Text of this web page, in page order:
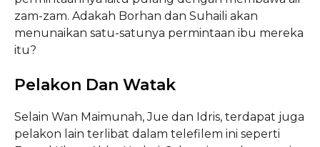
zam-zam. Adakah Borhan dan Suhaili akan
menunaikan satu-satunya permintaan ibu mereka
itu?
Pelakon Dan Watak
Selain Wan Maimunah, Jue dan Idris, terdapat juga
pelakon lain terlibat dalam telefilem ini seperti